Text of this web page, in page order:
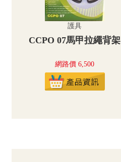
護具
CCPO 07馬甲拉繩背架
網路價 6,500